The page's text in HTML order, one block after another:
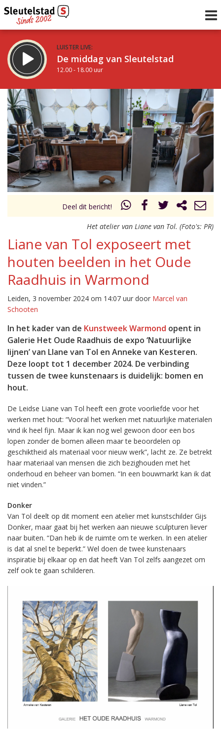
LUISTER LIVE:
De middag van Sleutelstad
12.00 - 18.00 uur
STRAKS:
De vrijdagavond met Keanu
18.00 - 19.00 uur
Vorig uur
uur 1 van 0 Volgend uur
Inklappen
Deel dit bericht!
Het atelier van Liane van Tol. (Foto's: PR)
Liane van Tol exposeert met
houten beelden in het Oude
Raadhuis in Warmond
Leiden, 3 november 2024 om 14:07 uur door Marcel van
Schooten
In het kader van de Kunstweek Warmond opent in
Galerie Het Oude Raadhuis de expo ‘Natuurlijke
lijnen’ van LIane van Tol en Anneke van Kesteren.
Deze loopt tot 1 december 2024. De verbinding
tussen de twee kunstenaars is duidelijk: bomen en
hout.
De Leidse Liane van Tol heeft een grote voorliefde voor het
werken met hout: “Vooral het werken met natuurlijke materialen
vind ik heel fijn. Maar ik kan nog wel gewoon door een bos
lopen zonder de bomen alleen maar te beoordelen op
geschiktheid als materiaal voor nieuw werk”, lacht ze. Ze betrekt
haar materiaal van mensen die zich bezighouden met het
onderhoud en beheer van bomen. “In een bouwmarkt kan ik dat
niet vinden.”
Donker
Van Tol deelt op dit moment een atelier met kunstschilder Gijs
Donker, maar gaat bij het werken aan nieuwe sculpturen liever
naar buiten. “Dan heb ik de ruimte om te werken. In een atelier
is dat al snel te beperkt.” Wel doen de twee kunstenaars
inspiratie bij elkaar op en dat heeft Van Tol zelfs aangezet om
zelf ook te gaan schilderen.